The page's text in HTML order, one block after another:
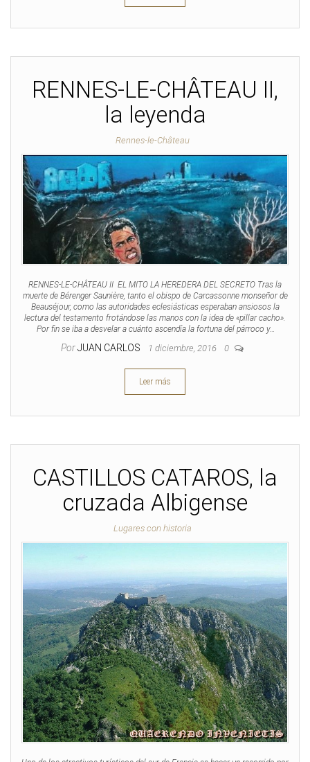
RENNES-LE-CHÂTEAU II,
la leyenda
Rennes-le-Château
RENNES-LE-CHÂTEAU II EL MITO LA HEREDERA DEL SECRETO Tras la
muerte de Bérenger Saunière, tanto el obispo de Carcassonne monseñor de
Beauséjour, como las autoridades eclesiásticas esperaban ansiosos la
lectura del testamento frotándose las manos con la idea de «pillar cacho».
Por fin se iba a desvelar a cuánto ascendía la fortuna del párroco y…
PorJUAN CARLOS 1 diciembre, 2016 0
Leer más
CASTILLOS CATAROS, la
cruzada Albigense
Lugares con historia